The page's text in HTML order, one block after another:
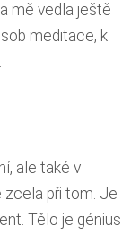
mě vedla ještě
meditace, k
ale také v
zcela při tom. Je
Tělo je génius